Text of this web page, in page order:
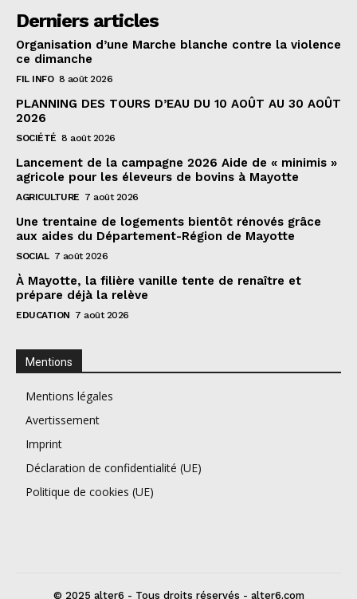
Derniers articles
Organisation d’une Marche blanche contre la violence
ce dimanche
FIL INFO 8 août 2026
PLANNING DES TOURS D’EAU DU 10 AOÛT AU 30 AOÛT
2026
SOCIÉTÉ 8 août 2026
Lancement de la campagne 2026 Aide de « minimis »
agricole pour les éleveurs de bovins à Mayotte
AGRICULTURE 7 août 2026
Une trentaine de logements bientôt rénovés grâce
aux aides du Département-Région de Mayotte
SOCIAL 7 août 2026
À Mayotte, la filière vanille tente de renaître et
prépare déjà la relève
EDUCATION 7 août 2026
Mentions
Mentions légales
Avertissement
Imprint
Déclaration de confidentialité (UE)
Politique de cookies (UE)
© 2025 alter6 - Tous droits réservés - alter6.com